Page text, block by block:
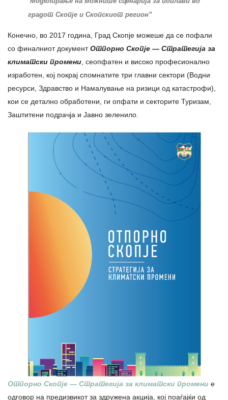
градот Скопје и Скопскиот регион”
Конечно, во 2017 година, Град Скопје можеше да се пофали
со финалниот документОтпорно Скопје — Стратегија за
климатски промени , сеопфатен и високо професионално
изработен, кој покрај спомнатите три главни сектори (Водни
ресурси, Здравство и Намалување на ризици од катастрофи),
кои се детално обработени, ги опфати и секторите Туризам,
Заштитени подрачја и Јавно зеленило.
Отпорно Скопје — Стратегија за климатски промени е
одговор на предизвикот за здружена акција, кој поаѓајќи од